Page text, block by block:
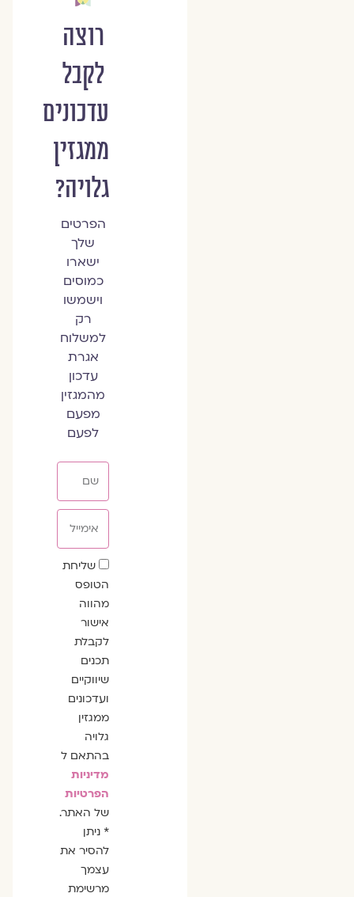
רוצה
לקבל
עדכונים
ממגזין
גלויה?
הפרטים
שלך
ישארו
כמוסים
וישמשו
רק
למשלוח
אגרת
עדכון
מהמגזין
מפעם
לפעם
שדה
הסכמה
שליחת
הטופס
מהווה
אישור
לקבלת
תכנים
שיווקיים
ועדכונים
ממגזין
גלויה
בהתאם ל
מדיניות
הפרטיות
של האתר.
* ניתן
להסיר את
עצמך
מרשימת